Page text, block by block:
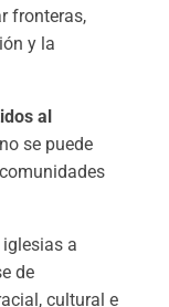
fronteras,
y la
al
se puede
iglesias a
de
cultural e